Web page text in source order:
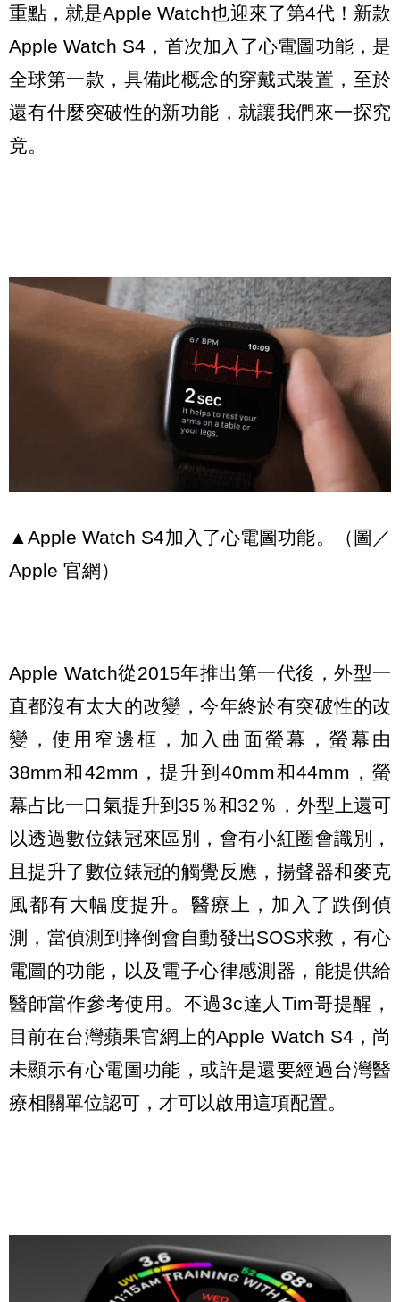
重點，就是Apple Watch也迎來了第4代！新款
Apple Watch S4，首次加入了心電圖功能，是
全球第一款，具備此概念的穿戴式裝置，至於
還有什麼突破性的新功能，就讓我們來一探究
竟。
▲Apple Watch S4加入了心電圖功能。（圖／
Apple 官網）
Apple Watch從2015年推出第一代後，外型一
直都沒有太大的改變，今年終於有突破性的改
變，使用窄邊框，加入曲面螢幕，螢幕由
38mm和42mm，提升到40mm和44mm，螢
幕占比一口氣提升到35％和32％，外型上還可
以透過數位錶冠來區別，會有小紅圈會識別，
且提升了數位錶冠的觸覺反應，揚聲器和麥克
風都有大幅度提升。醫療上，加入了跌倒偵
測，當偵測到摔倒會自動發出SOS求救，有心
電圖的功能，以及電子心律感測器，能提供給
醫師當作參考使用。不過3c達人Tim哥提醒，
目前在台灣蘋果官網上的Apple Watch S4，尚
未顯示有心電圖功能，或許是還要經過台灣醫
療相關單位認可，才可以啟用這項配置。